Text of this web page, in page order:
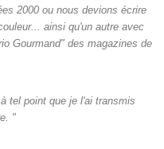
2000 ou nous devions écrire
ainsi qu'un autre avec
Gourmand" des magazines de
tel point que je l'ai transmis
"